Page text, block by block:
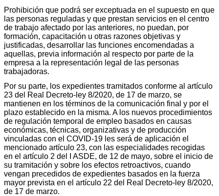
Prohibición que podrá ser exceptuada en el supuesto en que
las personas reguladas y que prestan servicios en el centro
de trabajo afectado por las anteriores, no puedan, por
formación, capacitación u otras razones objetivas y
justificadas, desarrollar las funciones encomendadas a
aquellas, previa información al respecto por parte de la
empresa a la representación legal de las personas
trabajadoras.
Por su parte, los expedientes tramitados conforme al artículo
23 del Real Decreto-ley 8/2020, de 17 de marzo, se
mantienen en los términos de la comunicación final y por el
plazo establecido en la misma. A los nuevos procedimientos
de regulación temporal de empleo basados en causas
económicas, técnicas, organizativas y de producción
vinculadas con el COVID-19 les será de aplicación el
mencionado artículo 23, con las especialidades recogidas
en el artículo 2 del I ASDE, de 12 de mayo, sobre el inicio de
su tramitación y sobre los efectos retroactivos, cuando
vengan precedidos de expedientes basados en la fuerza
mayor prevista en el artículo 22 del Real Decreto-ley 8/2020,
de 17 de marzo.